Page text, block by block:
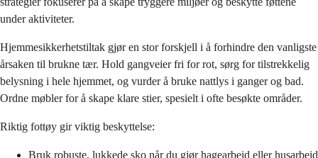
under aktiviteter.
Hjemmesikkerhetstiltak gjør en stor forskjell i å forhindre den vanligste
årsaken til brukne tær. Hold gangveier fri for rot, sørg for tilstrekkelig
belysning i hele hjemmet, og vurder å bruke nattlys i ganger og bad.
Ordne møbler for å skape klare stier, spesielt i ofte besøkte områder.
Riktig fottøy gir viktig beskyttelse:
Bruk robuste, lukkede sko når du gjør hagearbeid eller husarbeid